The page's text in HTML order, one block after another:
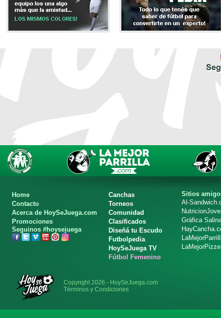
Home
Contacto
Acerca de HoySeJuega.com
Promociones
Seguinos #hoysejuega
Canchas
Torneos
Comunidad
Clasificados
Diseñá tu Escudo
Futbolpedia
HoySeJuega TV
Fútbol Femenino
Sitios
Al-
Gráfica
Copyright 2026 - HoySeJuega.com
Términos y Condiciones